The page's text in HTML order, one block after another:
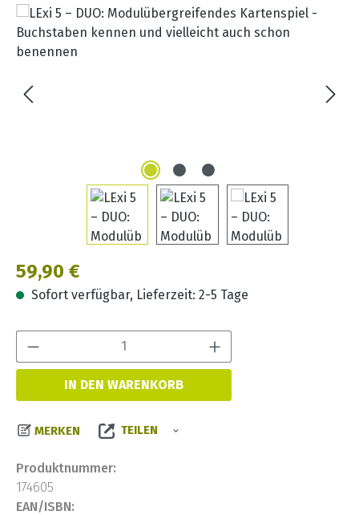
Bildergalerie überspringen
Regulärer Preis:
59,90 €
Sofort verfügbar, Lieferzeit: 2-5 Tage
IN DEN WARENKORB
MERKEN TEILEN
Produktnummer:
174605
EAN/ISBN: